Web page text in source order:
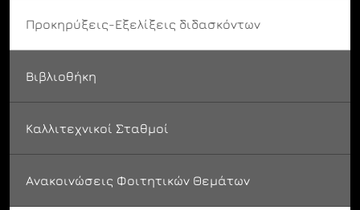
Προκηρύξεις-Εξελίξεις διδασκόντων
Βιβλιοθήκη
Καλλιτεχνικοί Σταθμοί
Ανακοινώσεις Φοιτητικών Θεμάτων